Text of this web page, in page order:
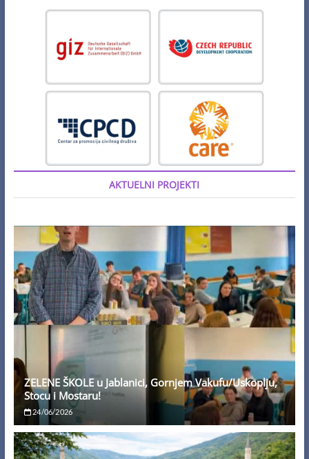
AKTUELNI PROJEKTI
ZELENE ŠKOLE u Jablanici, Gornjem Vakufu/Uskoplju,
Stocu i Mostaru!
24/06/2026